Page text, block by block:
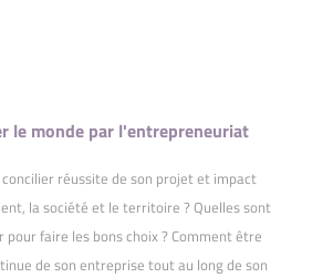
le monde par l'entrepreneuriat
réussite de son projet et impact
la société et le territoire ? Quelles sont
pour faire les bons choix ? Comment être
de son entreprise tout au long de son